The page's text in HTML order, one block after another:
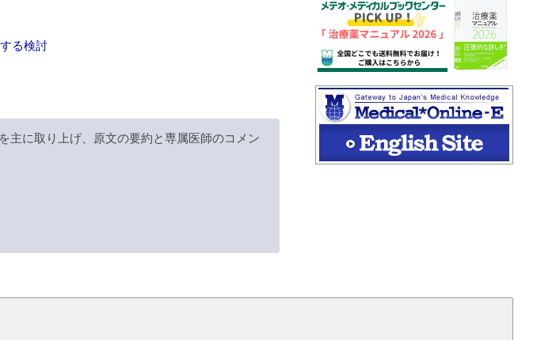
る検討
主に取り上げ、原文の要約と専属医師のコメン